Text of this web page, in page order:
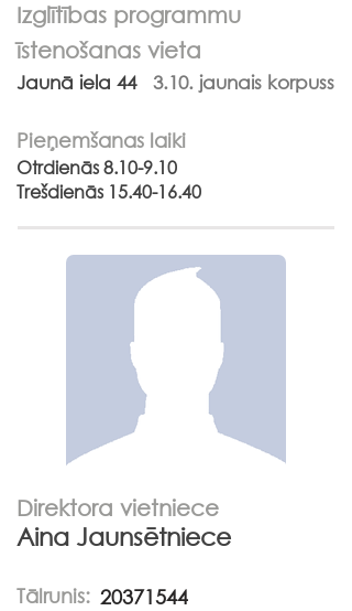
Izglītības programmu
īstenošanas vieta
Jaunā iela 44 3.10. jaunais korpuss
Pieņemšanas laiki
Otrdienās 8.10-9.10
Trešdienās 15.40-16.40
Direktora vietniece
Aina Jaunsētniece
Tālrunis: 20371544